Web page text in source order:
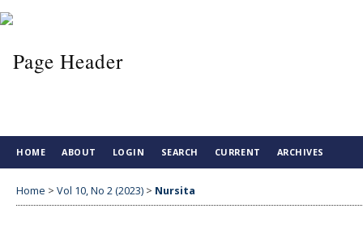
HOME ABOUT LOGIN SEARCH CURRENT ARCHIVES
Home > Vol 10, No 2 (2023) > Nursita